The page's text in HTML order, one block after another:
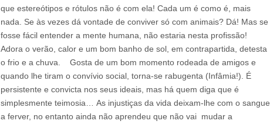
que estereótipos e rótulos não é com ela! Cada um é como é, mais
nada. Se às vezes dá vontade de conviver só com animais? Dá! Mas se
fosse fácil entender a mente humana, não estaria nesta profissão!
Adora o verão, calor e um bom banho de sol, em contrapartida, detesta
o frio e a chuva. Gosta de um bom momento rodeada de amigos e
quando lhe tiram o convívio social, torna-se rabugenta (Infâmia!). É
persistente e convicta nos seus ideais, mas há quem diga que é
simplesmente teimosia… As injustiças da vida deixam-lhe com o sangue
a ferver, no entanto ainda não aprendeu que não vai mudar a